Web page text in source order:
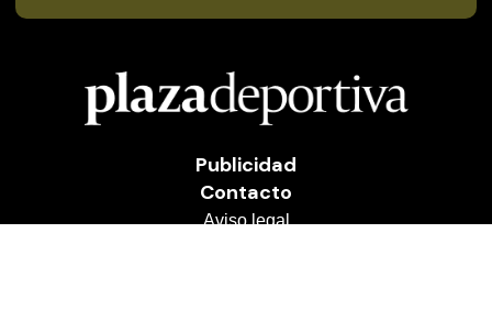
Publicidad
Contacto
Aviso legal